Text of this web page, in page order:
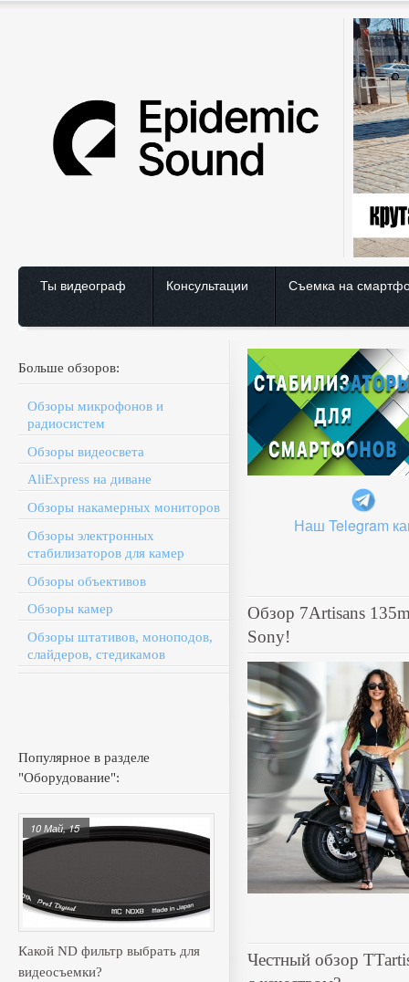
Ты видеограф Консультации Съемка на
Больше обзоров:
Обзоры микрофонов и
радиосистем
Обзоры видеосвета
AliExpress на диване
Обзоры накамерных мониторов
Обзоры электронных
стабилизаторов для камер
Обзоры объективов
Обзоры камер
Обзоры штативов, моноподов,
слайдеров, стедикамов
Популярное в разделе
"Оборудование":
Какой ND фильтр выбрать для
видеосъемки?
10 Май, 15
Наш Telegram
Обзор 7Artisans
Sony!
Честный обзор